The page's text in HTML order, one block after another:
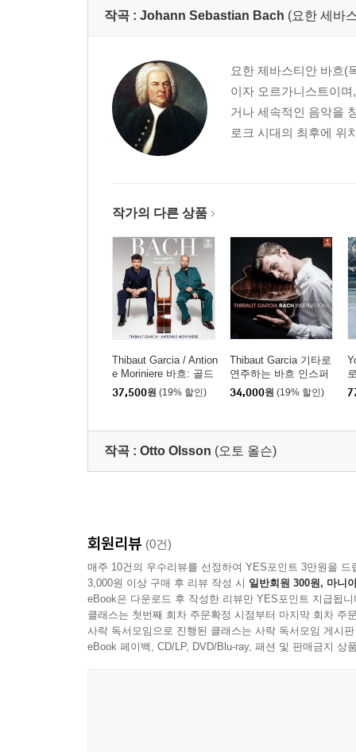
작곡 : Johann Sebastian Bach (요한 세바
요한 제바스티안 바흐(
이자 오르가니스트이
거나 세속적인 음악을
로크 시대의 최후에 위
작가의 다른 상품
Thibaut Garcia / Antion
e Moriniere 바흐: 골드
베르크 변주곡 (Bach:
Goldberg Variations) [S
37,500원 (19% 할인)
Thibaut Garcia 기타로
연주하는 바흐 인스퍼
레이션 (Bach Inspiratio
ns) [UHQCD]
34,000원 (19% 할인)
작곡 : Otto Olsson (오토 올슨)
회원리뷰 (0건)
매주 10건의 우수리뷰를 선정하여 YES포인트 3만원을 드
3,000원 이상 구매 후 리뷰 작성 시 일반회원 300원, 마니
eBook은 다운로드 후 작성한 리뷰만 YES포인트 지급됩니
클래스는 첫번째 회차 주문확정 시점부터 마지막 회차 주
사락 독서모임으로 진행된 클래스는 사락 독서모임 게시
eBook 페이백, CD/LP, DVD/Blu-ray, 패션 및 판매금지 상